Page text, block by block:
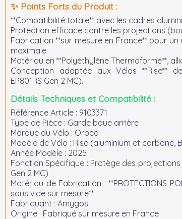
✨ Points Forts du Produit :
**Compatibilité totale** avec les cadres
Protection efficace contre les projections
Fabrication **sur mesure en France** pour
maximale.
Matériau en **Polyéthylène Thermoformé**,
Conception adaptée aux Vélos **Rise**
EP801RS Gen 2 MC).
Détails Techniques et Compatibilité :
Référence Article : 9103371
Type de Pièce : Garde boue arrière
Marque du Vélo : Orbea
Modèle de Vélo : Rise (aluminium et carbone,
Année Modèle : 2025
Fonction Spécifique : Protège des projections
Gen 2 MC)
Matériau de Fabrication : **PROTECTIONS
sous vide sur mesure**
Fabriquant : Amygos
Origine : Fabriqué sur mesure en France